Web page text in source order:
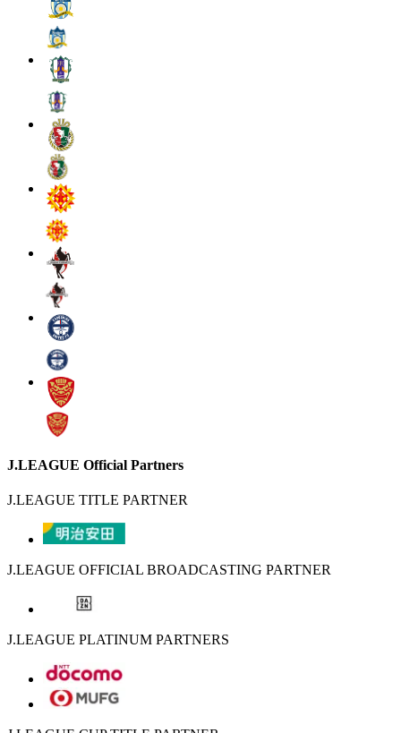
J.LEAGUE Official Partners
J.LEAGUE TITLE PARTNER
J.LEAGUE OFFICIAL BROADCASTING PARTNER
J.LEAGUE PLATINUM PARTNERS